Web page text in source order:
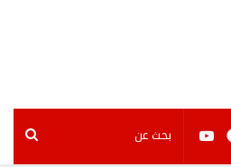
بحث يوتيوبفيسبوك